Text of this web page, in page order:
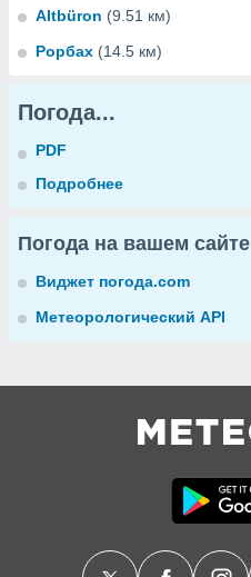
Altbüron (9.51 км)
Рорбах (14.5 км)
Погода...
PDF
Подробнее
Погода на вашем сайте
Виджет погода.com
Метеорологический API